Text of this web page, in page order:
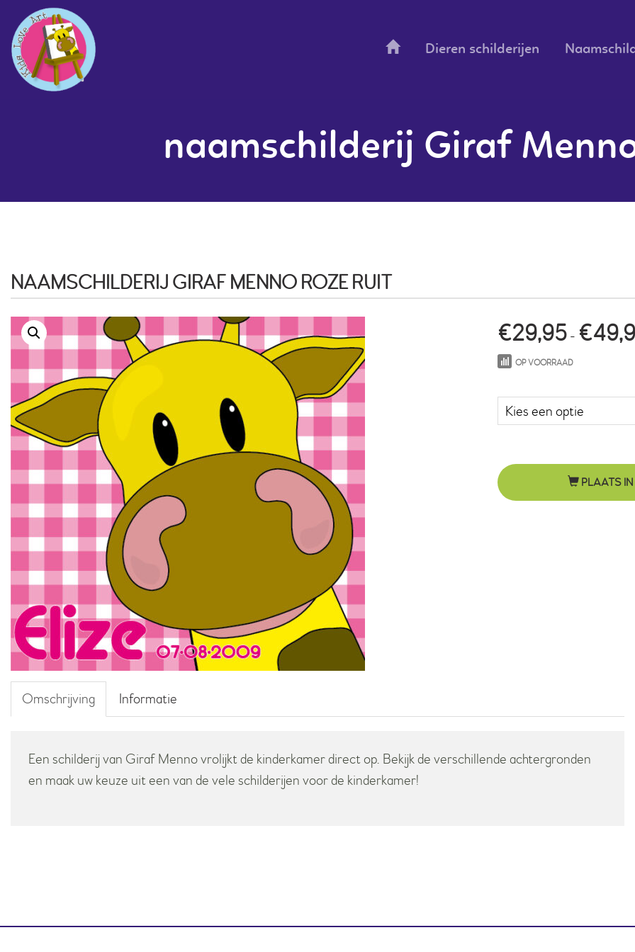
Dieren schilderijen
naamschilderij Giraf
NAAMSCHILDERIJ GIRAF MENNO ROZE RUIT
€29,95 - €
OP VOORRAAD
PLAATS IN
Omschrijving Informatie
Een schilderij van Giraf Menno vrolijkt de kinderkamer direct op. Bekijk de verschillende achtergronden
en maak uw keuze uit een van de vele schilderijen voor de kinderkamer!